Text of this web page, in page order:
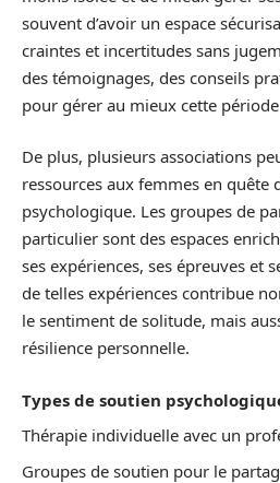
souvent d’avoir un espace
craintes et incertitudes sans
des témoignages, des conseils
pour gérer au mieux cette
De plus, plusieurs associations
ressources aux femmes en quête
psychologique. Les groupes de
particulier sont des espaces
ses expériences, ses épreuves et
de telles expériences contribue
le sentiment de solitude, mais
résilience personnelle.
Types de soutien
Thérapie individuelle avec un
Groupes de soutien pour le